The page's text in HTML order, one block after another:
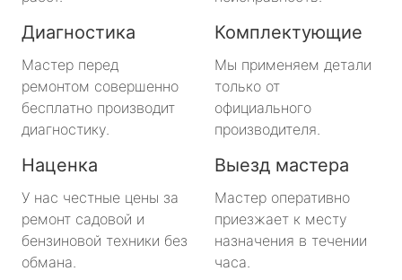
Диагностика
Мастер перед
ремонтом совершенно
бесплатно производит
диагностику.
Комплектующие
Мы применяем детали
только от
официального
производителя.
Наценка
У нас честные цены за
ремонт садовой и
бензиновой техники без
обмана.
Выезд мастера
Мастер оперативно
приезжает к месту
назначения в течении
часа.